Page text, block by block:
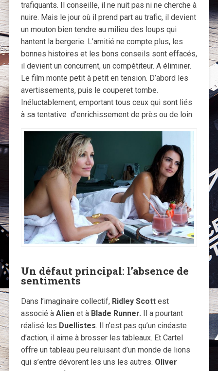
trafiquants. Il conseille, il ne nuit pas ni ne cherche à
nuire. Mais le jour où il prend part au trafic, il devient
un mouton bien tendre au milieu des loups qui
hantent la bergerie. L’amitié ne compte plus, les
bonnes histoires et les bons conseils sont effacés,
il devient un concurrent, un compétiteur. A éliminer.
Le film monte petit à petit en tension. D’abord les
avertissements, puis le couperet tombe.
Inéluctablement, emportant tous ceux qui sont liés
à sa tentative d’enrichissement de près ou de loin.
Un défaut principal: l’absence de
sentiments
Dans l’imaginaire collectif, Ridley Scottest
associé à Alienet à Blade Runner. Il a pourtant
réalisé les Duellistes. Il n’est pas qu’un cinéaste
d’action, il aime à brosser les tableaux. Et Cartel
offre un tableau peu reluisant d’un monde de lions
qui s’entre dévorent les uns les autres. Oliver